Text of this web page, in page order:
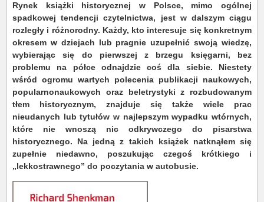
Rynek książki historycznej w Polsce, mimo ogólnej
spadkowej tendencji czytelnictwa, jest w dalszym ciągu
rozległy i różnorodny. Każdy, kto interesuje się konkretnym
okresem w dziejach lub pragnie uzupełnić swoją wiedzę,
wybierając się do pierwszej z brzegu księgarni, bez
problemu na półce odnajdzie coś dla siebie. Niestety
wśród ogromu wartych polecenia publikacji naukowych,
popularnonaukowych oraz beletrystyki z rozbudowanym
tłem historycznym, znajduje się także wiele prac
nieudanych lub tytułów w najlepszym wypadku wtórnych,
które nie wnoszą nic odkrywczego do pisarstwa
historycznego. Na jedną z takich książek natknąłem się
zupełnie niedawno, poszukując czegoś krótkiego i
„lekkostrawnego” do poczytania w autobusie.